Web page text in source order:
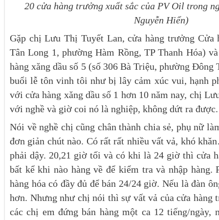
20 cửa hàng trưởng xuất sắc của PV Oil trong
Nguyễn Hiển)
Gặp chị Lưu Thị Tuyết Lan, cửa hàng trưởng Cửa
Tân Long 1, phường Hàm Rồng, TP Thanh Hóa)
hàng xăng dầu số 5 (số 306 Bà Triệu, phường Đông
buổi lễ tôn vinh tôi như bị lây cảm xúc vui, hạnh
với cửa hàng xăng dầu số 1 hơn 10 năm nay, chị
với nghề và giờ coi nó là nghiệp, không dứt ra được.
Nói về nghề chị cũng chân thành chia sẻ, phụ nữ
đơn giản chút nào. Có rất rất nhiều vất vả, khó
phải dậy. 20,21 giờ tối và có khi là 24 giờ thì cửa
bất kể khi nào hàng về để kiểm tra và nhập hàng.
hàng hóa có đầy đủ để bán 24/24 giờ. Nếu là đàn
hơn. Nhưng như chị nói thì sự vất vả của cửa hàng
các chị em đứng bán hàng một ca 12 tiếng/ngày,